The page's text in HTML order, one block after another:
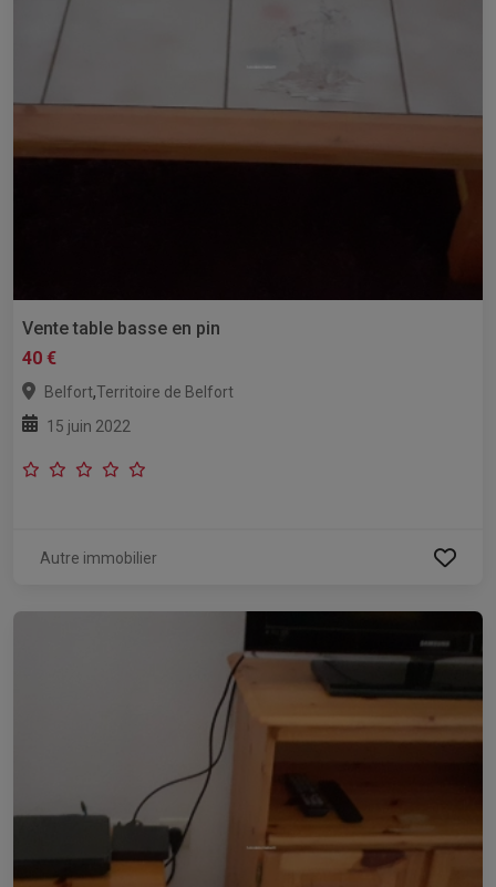
Vente table basse en pin
40 €
Belfort,Territoire de Belfort
15 juin 2022
Autre immobilier